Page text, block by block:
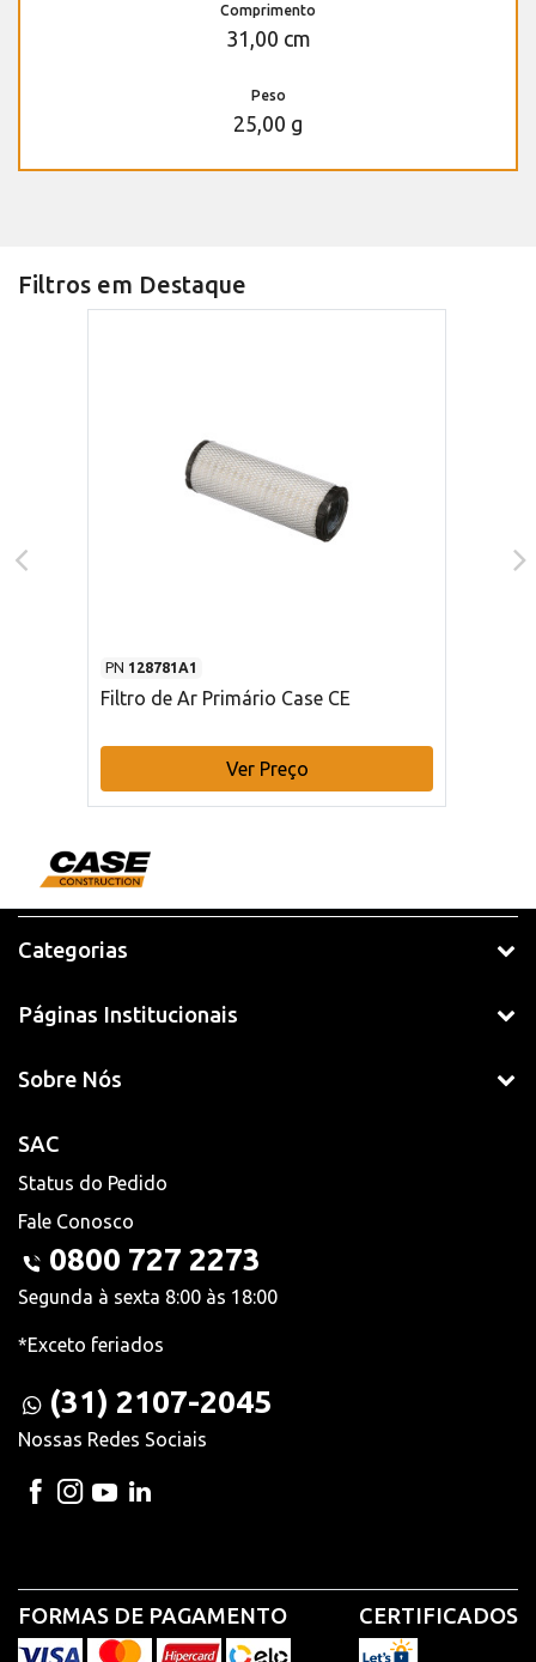
Comprimento
31,00 cm
Peso
25,00 g
Filtros em Destaque
PN 128781A1
Filtro de Ar Primário Case CE
Ver Preço
Categorias
Páginas Institucionais
Sobre Nós
SAC
Status do Pedido
Fale Conosco
0800 727 2273
Segunda à sexta 8:00 às 18:00
*Exceto feriados
(31) 2107-2045
Nossas Redes Sociais
FORMAS DE PAGAMENTO CERTIFICADOS